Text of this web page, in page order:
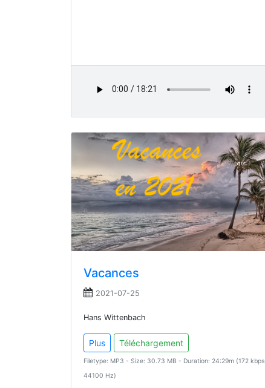
Vacances
2021-07-25
Hans Wittenbach
Plus Téléchargement
Filetype: MP3 - Size: 30.73 MB - Duration: 24:29m (172 kbps
44100 Hz)